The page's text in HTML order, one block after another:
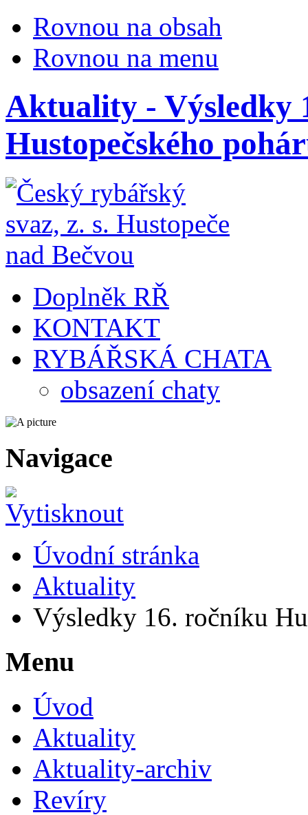
Rovnou na obsah
Rovnou na menu
Aktuality - Výsledky
Hustopečského
Doplněk RŘ
KONTAKT
RYBÁŘSKÁ CHATA
obsazení chaty
Navigace
Úvodní stránka
Aktuality
Výsledky 16. ročníku
Menu
Úvod
Aktuality
Aktuality-archiv
Revíry